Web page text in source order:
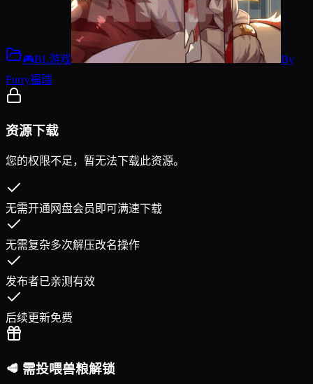
🎮BL游戏
By
Furry福瑞
资源下载
您的权限不足，暂无法下载此资源。
无需开通网盘会员即可满速下载
无需复杂多次解压改名操作
发布者已亲测有效
后续更新免费
🥩 需投喂兽粮解锁